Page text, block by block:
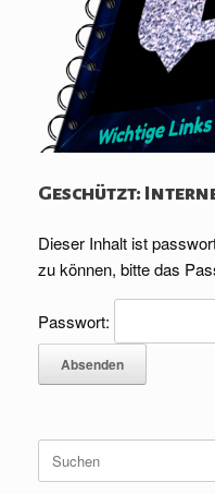
Geschützt:
Dieser Inhalt ist
zu können, bitte das
Passwort:
Suche
nach: